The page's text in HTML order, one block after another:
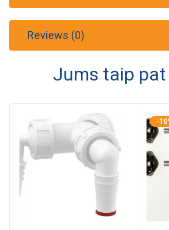
Reviews (0)
Jums taip
-